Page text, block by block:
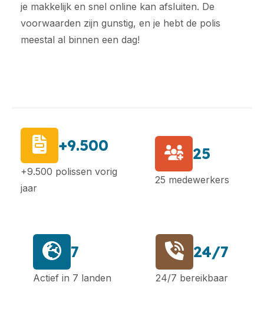
je makkelijk en snel online kan afsluiten. De
voorwaarden zijn gunstig, en je hebt de polis
meestal al binnen een dag!
+9.500
+9.500 polissen vorig
jaar
25
25 medewerkers
7
Actief in 7 landen
24/7
24/7 bereikbaar